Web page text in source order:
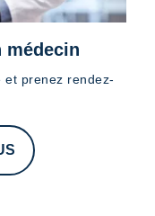
médecin
et prenez rendez-